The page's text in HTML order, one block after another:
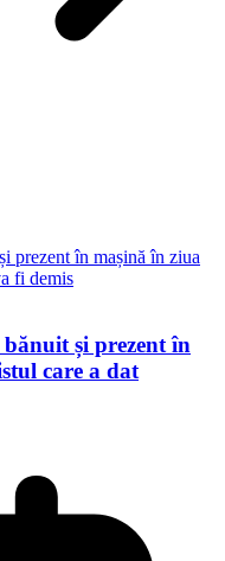
și prezent în
care a dat